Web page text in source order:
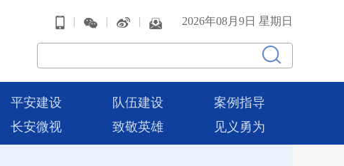
| | | 2026年08月9日 星期日
平安建设 队伍建设
案例指导
长安微视 致敬英雄 见义勇为